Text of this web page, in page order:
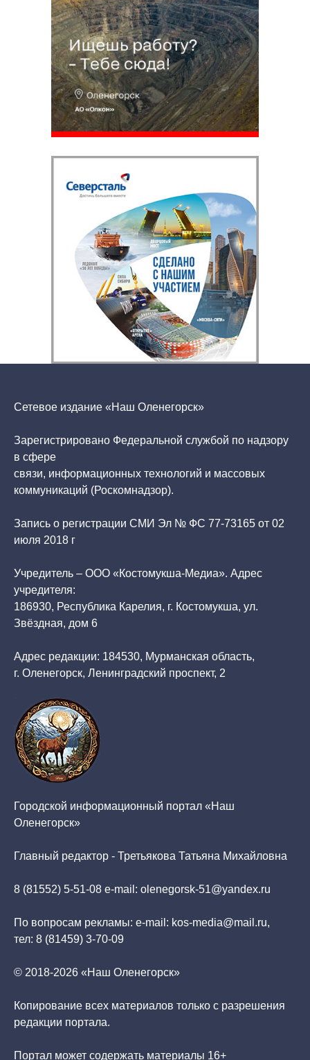
Сетевое издание «Наш Оленегорск»
Зарегистрировано Федеральной службой по надзору
в сфере
связи, информационных технологий и массовых
коммуникаций (Роскомнадзор).
Запись о регистрации СМИ Эл № ФС 77-73165 от 02
июля 2018 г
Учредитель – ООО «Костомукша-Медиа». Адрес
учредителя:
186930, Республика Карелия, г. Костомукша, ул.
Звёздная, дом 6
Адрес редакции: 184530, Мурманская область,
г. Оленегорск, Ленинградский проспект, 2
Городской информационный портал «Наш
Оленегорск»
Главный редактор - Третьякова Татьяна Михайловна
8 (81552) 5-51-08 e-mail: olenegorsk-51@yandex.ru
По вопросам рекламы: e-mail: kos-media@mail.ru,
тел: 8 (81459) 3-70-09
© 2018-2026 «Наш Оленегорск»
Копирование всех материалов только с разрешения
редакции портала.
Портал может содержать материалы 16+